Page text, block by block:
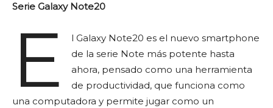
Serie Galaxy Note20
E
l Galaxy Note20 es el nuevo smartphone
de la serie Note más potente hasta
ahora, pensado como una herramienta
de productividad, que funciona como
una computadora y permite jugar como un